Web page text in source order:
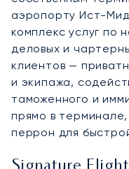
аэропорту Ист-
комплекс услуг по
деловых и
клиентов —
и экипажа,
таможенного и
прямо в
перрон для